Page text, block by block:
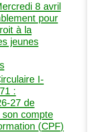
8 avril
pour
à la
jeunes
I-
:
27 de
son compte
(CPF)